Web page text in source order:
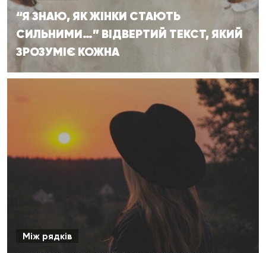
“Я ЗНАЮ, ЯК ЖІНКИ СТАЮТЬ
СИЛЬНИМИ…” ВІДВЕРТИЙ ТЕКСТ, ЯКИЙ
ЗРОЗУМІЄ КОЖНА
Між рядків